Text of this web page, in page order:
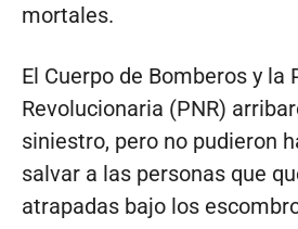
mortales.
El Cuerpo de Bomberos y la
Revolucionaria (PNR)
siniestro, pero no pudieron
salvar a las personas que
atrapadas bajo los